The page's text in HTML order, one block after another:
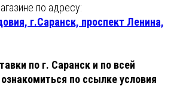
по адресу:
г.Саранск, проспект Ленина,
по г. Саранск и по всей
по ссылке условия